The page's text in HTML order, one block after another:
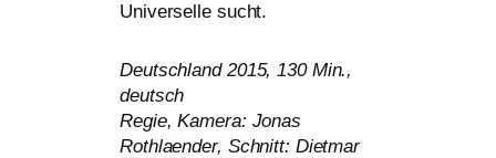
Universelle sucht.
Deutschland 2015, 130 Min.,
deutsch
Regie, Kamera: Jonas
Rothlaender, Schnitt: Dietmar